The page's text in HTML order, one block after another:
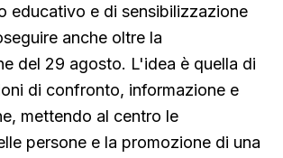
educativo e di sensibilizzazione
anche oltre la
del 29 agosto. L'idea è quella di
di confronto, informazione e
mettendo al centro le
persone e la promozione di una